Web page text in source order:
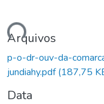
Arquivos
p-o-dr-ouv-da-
jundiahy.pdf(187,75
Data